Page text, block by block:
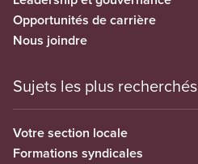
Opportunités de carrière
Nous joindre
Sujets les plus recherchés
Votre section locale
Formations syndicales